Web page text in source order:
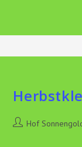
Beitrags-
Hof